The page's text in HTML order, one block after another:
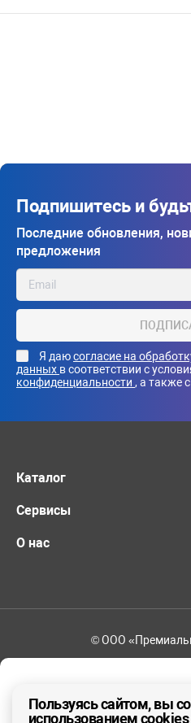
Подпишитесь и
Последние обновления,
предложения
Я даюсогласие на
данных в соответствии с
конфиденциальности , а также с
Каталог
Сервисы
О нас
© ООО
Пользуясь сайтом, вы
использованием